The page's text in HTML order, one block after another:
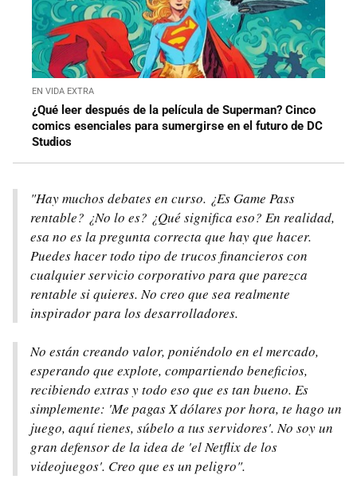
EN VIDA EXTRA
¿Qué leer después de la película de Superman? Cinco
comics esenciales para sumergirse en el futuro de DC
Studios
"Hay muchos debates en curso. ¿Es Game Pass
rentable? ¿No lo es? ¿Qué significa eso? En realidad,
esa no es la pregunta correcta que hay que hacer.
Puedes hacer todo tipo de trucos financieros con
cualquier servicio corporativo para que parezca
rentable si quieres. No creo que sea realmente
inspirador para los desarrolladores.
No están creando valor, poniéndolo en el mercado,
esperando que explote, compartiendo beneficios,
recibiendo extras y todo eso que es tan bueno. Es
simplemente: 'Me pagas X dólares por hora, te hago un
juego, aquí tienes, súbelo a tus servidores'. No soy un
gran defensor de la idea de 'el Netflix de los
videojuegos'. Creo que es un peligro".